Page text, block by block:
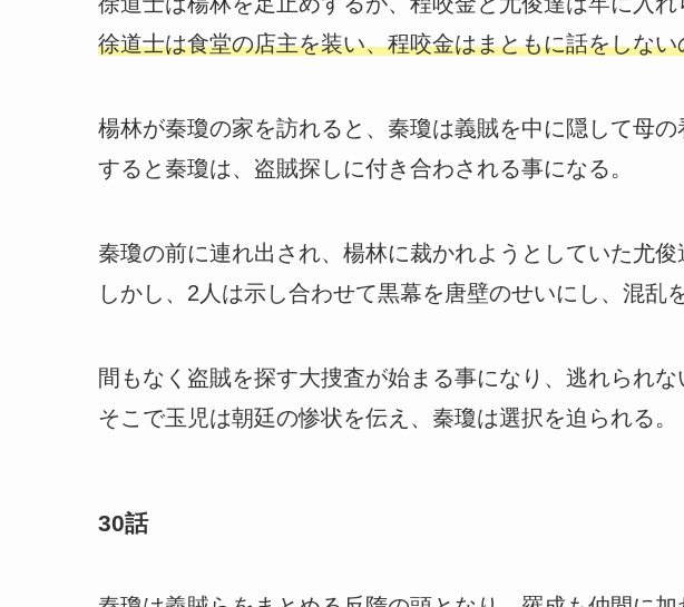
徐道士は食堂の店主を装い、程咬金はまともに話をしな
楊林が秦瓊の家を訪れると、秦瓊は義賊を中に隠して母の
すると秦瓊は、盗賊探しに付き合わされる事になる。
秦瓊の前に連れ出され、楊林に裁かれようとしていた尤俊
しかし、2人は示し合わせて黒幕を唐壁のせいにし、混乱
間もなく盗賊を探す大捜査が始まる事になり、逃れられな
そこで玉児は朝廷の惨状を伝え、秦瓊は選択を迫られる。
30話